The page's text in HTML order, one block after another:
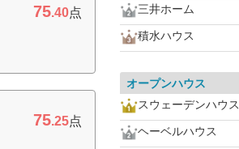
75.40点
75.25点
三井ホーム
積水ハウス
オープンハウス
スウェーデンハウス
ヘーベルハウス